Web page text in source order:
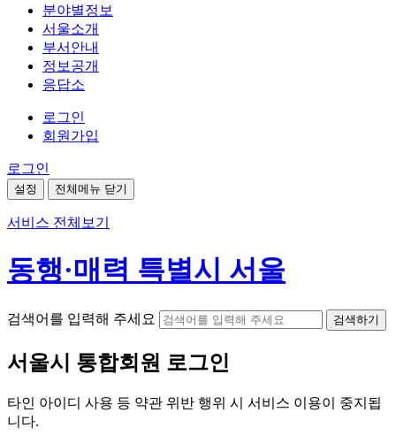
분야별정보
서울소개
부서안내
정보공개
응답소
로그인
회원가입
로그인
설정 전체메뉴 닫기
서비스 전체보기
동행·매력 특별시 서울
검색어를 입력해 주세요 검색하기
서울시 통합회원 로그인
타인 아이디 사용 등 약관 위반 행위 시 서비스 이용이 중지됩
니다.